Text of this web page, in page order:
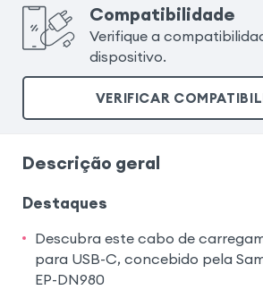
Compatibilidade
Verifique a
dispositivo.
VERIFICAR
Descrição geral
Destaques
Descubra este cabo de
para USB-C, concebido pela
EP-DN980